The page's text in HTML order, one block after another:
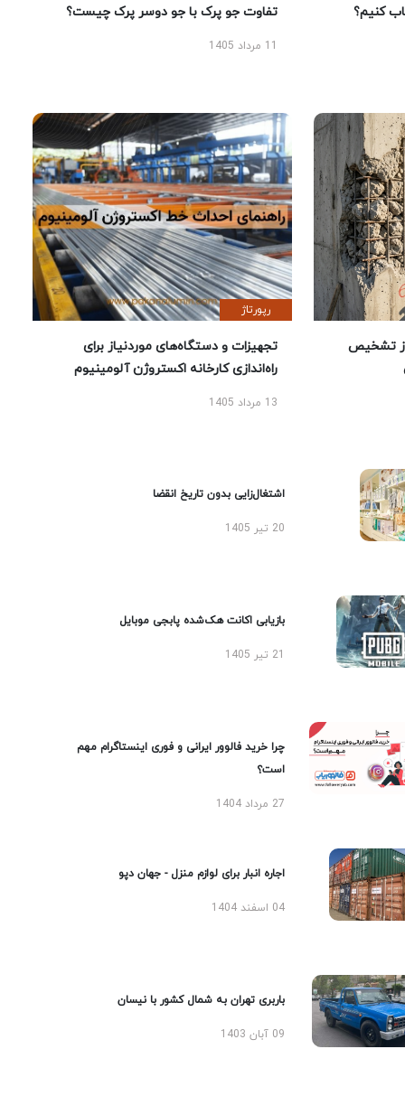
کنیم؟ تفاوت جو پرک با جو دوسر پرک چیست؟
تشخیص
رپورتاژ
تجهیزات و دستگاه‌های موردنیاز برای
راه‌اندازی کارخانه اکستروژن آلومینیوم
13 مرداد 1405
اشتغال‌زایی بدون تاریخ انقضا
20 تیر 1405
بازیابی اکانت هک‌شده پابجی موبایل
چرا خرید فالوور ایرانی و فوری اینستاگرام مهم
است؟
27 مرداد 1404
اجاره انبار برای لوازم منزل - جهان دپو
04 اسفند 1404
باربری تهران به شمال کشور با نیسان
09 آبان 1403